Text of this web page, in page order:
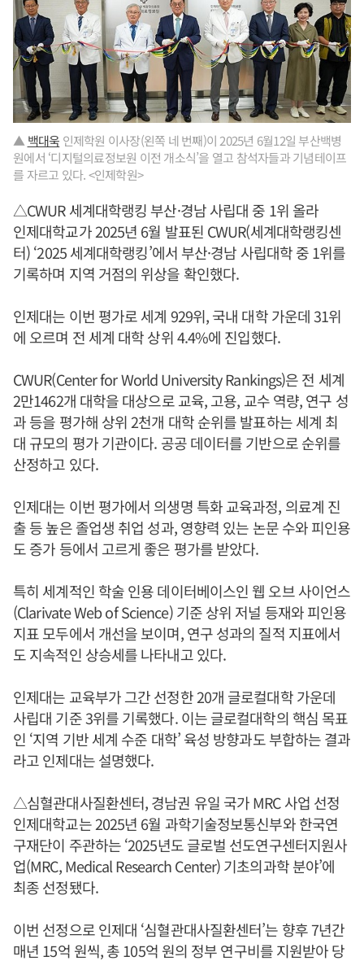
▲ 백대욱 인제학원 이사장(왼쪽 네 번째)이 2025년 6월12일 부산백병
원에서 ‘디지털의료정보원 이전 개소식’을 열고 참석자들과 기념테이프
를 자르고 있다. <인제학원>
△CWUR 세계대학랭킹 부산·경남 사립대 중 1위 올라
인제대학교가 2025년 6월 발표된 CWUR(세계대학랭킹센
터) ‘2025 세계대학랭킹’에서 부산·경남 사립대학 중 1위를
기록하며 지역 거점의 위상을 확인했다.
인제대는 이번 평가로 세계 929위, 국내 대학 가운데 31위
에 오르며 전 세계 대학 상위 4.4%에 진입했다.
CWUR(Center for World University Rankings)은 전 세계
2만1462개 대학을 대상으로 교육, 고용, 교수 역량, 연구 성
과 등을 평가해 상위 2천개 대학 순위를 발표하는 세계 최
대 규모의 평가 기관이다. 공공 데이터를 기반으로 순위를
산정하고 있다.
인제대는 이번 평가에서 의생명 특화 교육과정, 의료계 진
출 등 높은 졸업생 취업 성과, 영향력 있는 논문 수와 피인용
도 증가 등에서 고르게 좋은 평가를 받았다.
특히 세계적인 학술 인용 데이터베이스인 웹 오브 사이언스
(Clarivate Web of Science) 기준 상위 저널 등재와 피인용
지표 모두에서 개선을 보이며, 연구 성과의 질적 지표에서
도 지속적인 상승세를 나타내고 있다.
인제대는 교육부가 그간 선정한 20개 글로컬대학 가운데
사립대 기준 3위를 기록했다. 이는 글로컬대학의 핵심 목표
인 ‘지역 기반 세계 수준 대학’ 육성 방향과도 부합하는 결과
라고 인제대는 설명했다.
△심혈관대사질환센터, 경남권 유일 국가 MRC 사업 선정
인제대학교는 2025년 6월 과학기술정보통신부와 한국연
구재단이 주관하는 ‘2025년도 글로벌 선도연구센터지원사
업(MRC, Medical Research Center) 기초의과학 분야’에
최종 선정됐다.
이번 선정으로 인제대 ‘심혈관대사질환센터’는 향후 7년간
매년 15억 원씩, 총 105억 원의 정부 연구비를 지원받아 당